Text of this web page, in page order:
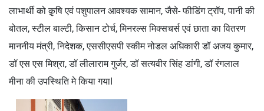
लाभार्थी को क़ृषि एवं पशुपालन आवश्यक सामान, जैसे- फीडिंग ट्रॉप, पानी की
बोतल, स्टील बाल्टी, किसान टोर्च, मिनरल्स मिक्सचर्स एवं छाता का वितरण
माननीय मंत्री, निदेशक, एससीएसपी स्कीम नोडल अधिकारी डॉ अजय कुमार,
डॉ एस एस मिश्रा, डॉ लीलाराम गुर्जर, डॉ सत्यवीर सिंह डांगी, डॉ रंगलाल
मीना की उपस्थिति मे किया गयाl